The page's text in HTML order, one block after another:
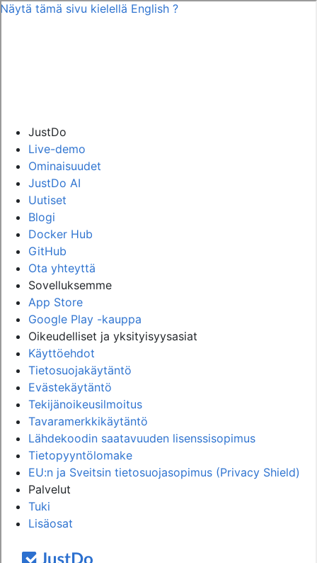
Näytä tämä sivu kielellä English ?
JustDo
Live-demo
Ominaisuudet
JustDo AI
Uutiset
Blogi
Docker Hub
GitHub
Ota yhteyttä
Sovelluksemme
App Store
Google Play -kauppa
Oikeudelliset ja yksityisyysasiat
Käyttöehdot
Tietosuojakäytäntö
Evästekäytäntö
Tekijänoikeusilmoitus
Tavaramerkkikäytäntö
Lähdekoodin saatavuuden lisenssisopimus
Tietopyyntölomake
EU:n ja Sveitsin tietosuojasopimus (Privacy Shield)
Palvelut
Tuki
Lisäosat